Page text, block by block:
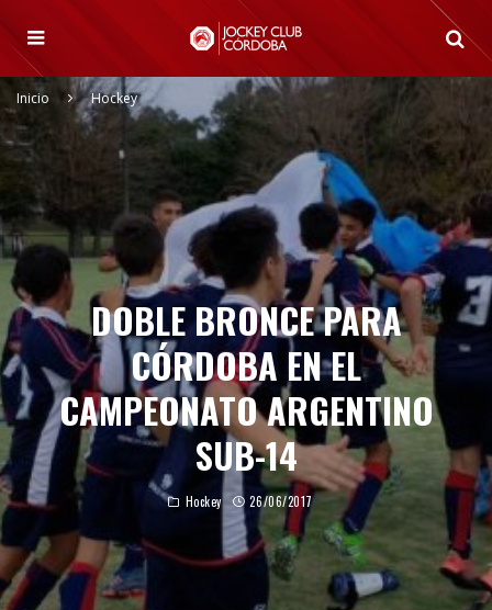
Inicio Hockey
DOBLE BRONCE PARA
CÓRDOBA EN EL
CAMPEONATO ARGENTINO
SUB-14
Hockey 26/06/2017